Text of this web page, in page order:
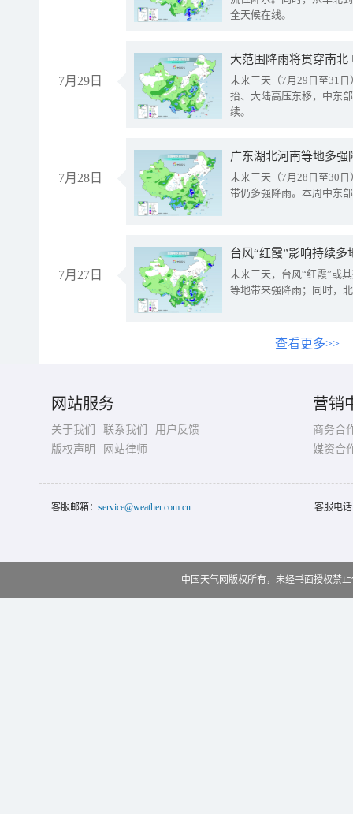
全天候在线。
7月29日
大范围降雨将贯穿南
未来三天（7月29日至31
抬、大陆高压东移，中东
续。
7月28日
广东湖北河南等地多
未来三天（7月28日至30
带仍多强降雨。本周中东
7月27日
台风“红霞”影响持续
未来三天，台风“红霞”或
等地带来强降雨；同时，
查看更多>>
网站服务
关于我们 联系我们
用户反馈
版权声明
网站律师
营销
商务合
媒资合
客服邮箱： service@weather.com.cn 客服电
中国天气网版权所有，未经书面授权